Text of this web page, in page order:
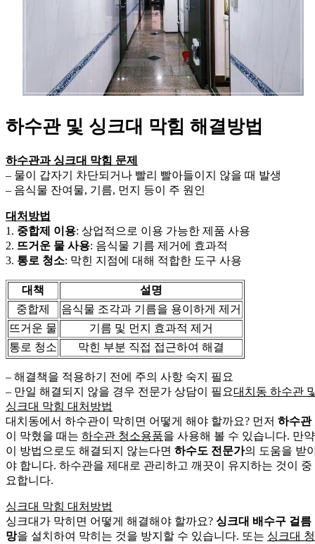
하수관 및 싱크대 막힘 해결방법
하수관과 싱크대 막힘 문제
– 물이 갑자기 차단되거나 빨리 빨아들이지 않을 때 발생
– 음식물 잔여물, 기름, 먼지 등이 주 원인
대처방법
1. 중합제 이용: 상업적으로 이용 가능한 제품 사용
2. 뜨거운 물 사용: 음식물 기름 제거에 효과적
3. 통로 청소: 막힌 지점에 대해 적합한 도구 사용
대책
설명
중합제
음식물 조각과 기름을 용이하게 제거
뜨거운 물
기름 및 먼지 효과적 제거
통로 청소
막힌 부분 직접 접근하여 해결
– 해결책을 적용하기 전에 주의 사항 숙지 필요
– 만일 해결되지 않을 경우 전문가 상담이 필요대치동 하수관
싱크대 막힘 대처방법
대치동에서 하수관이 막히면 어떻게 해야 할까요? 먼저 하수관
이 막혔을 때는 하수관 청소용품을 사용해 볼 수 있습니다. 만약
이 방법으로도 해결되지 않는다면 하수도 전문가의 도움을 받
야 합니다. 하수관을 제대로 관리하고 깨끗이 유지하는 것이 중
요합니다.
싱크대 막힘 대처방법
싱크대가 막히면 어떻게 해결해야 할까요? 싱크대 배수구 걸름
망을 설치하여 막히는 것을 방지할 수 있습니다. 또는 싱크대 청